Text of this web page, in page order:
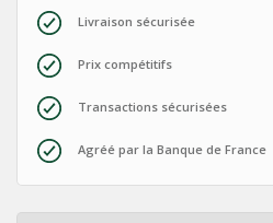
Livraison sécurisée
Prix compétitifs
Transactions sécurisées
Agréé par la Banque de France